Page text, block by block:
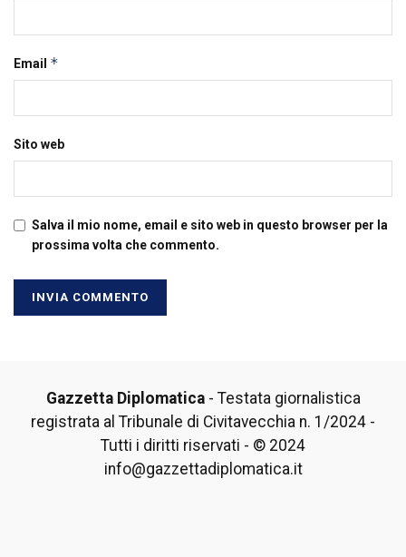
Email *
Sito web
Salva il mio nome, email e sito web in questo browser per la
prossima volta che commento.
Gazzetta Diplomatica- Testata giornalistica
registrata al Tribunale di Civitavecchia n. 1/2024 -
Tutti i diritti riservati - © 2024
info@gazzettadiplomatica.it